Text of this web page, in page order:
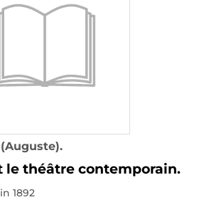
(Auguste).
le théâtre contemporain.
1892